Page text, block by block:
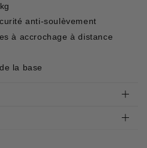
anti-soulèvement
à accrochage à distance
la base